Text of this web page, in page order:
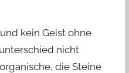
kein Geist ohne
nicht
die Steine